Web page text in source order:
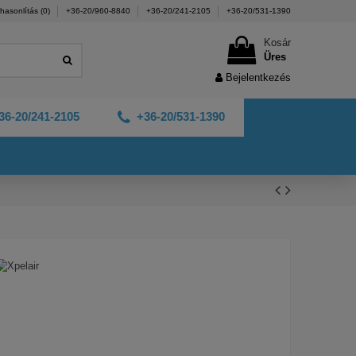
(0) +36-20/960-8840 +36-20/241-2105 +36-20/531-1390
Kosár
Üres
Bejelentkezés
+36-20/531-1390
20/241-2105